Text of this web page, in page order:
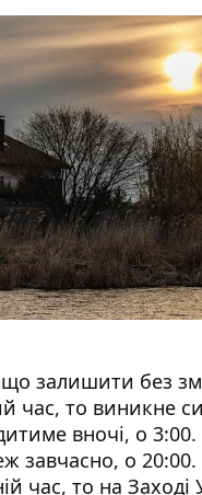
залишити без
час, то виникне
вночі, о 3:00.
завчасно, о
час, то на Заході